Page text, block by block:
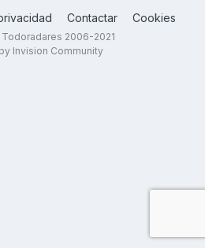
Contactar Cookies
2006-2021
Invision Community